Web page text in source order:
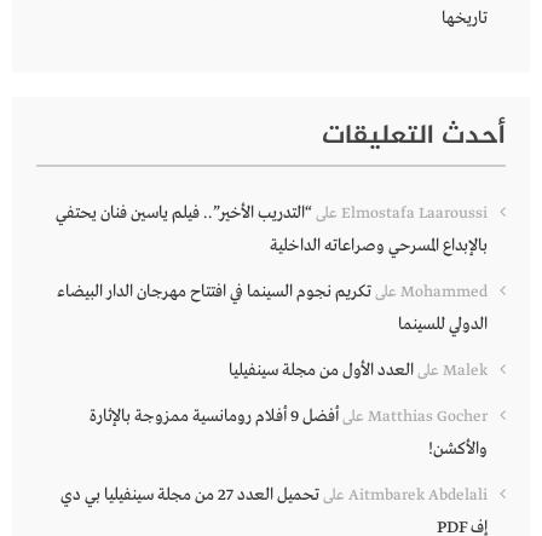
تاريخها
أحدث التعليقات
Elmostafa Laaroussi على“التدريب الأخير”.. فيلم ياسين فنان يحتفي
بالإبداع المسرحي وصراعاته الداخلية
Mohammed علىتكريم نجوم السينما في افتتاح مهرجان الدار البيضاء
الدولي للسينما
Malek علىالعدد الأول من مجلة سينفيليا
Matthias Gocher على
أفضل 9 أفلام رومانسية ممزوجة بالإثارة
والأكشن!
Aitmbarek Abdelali على
تحميل العدد 27 من مجلة سينفيليا بي دي
إف PDF